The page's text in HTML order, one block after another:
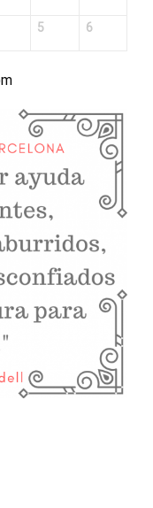
5 6